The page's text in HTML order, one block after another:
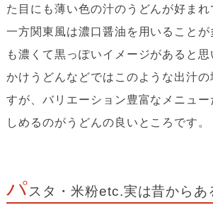
た目にも薄い色の汁のうどんが好まれ
一方関東風は濃口醤油を用いることが
も濃くて黒っぽいイメージがあると思
かけうどんなどではこのような出汁の
すが、バリエーション豊富なメニュ
しめるのがうどんの良いところです。
パスタ・米粉etc.実は昔からあ